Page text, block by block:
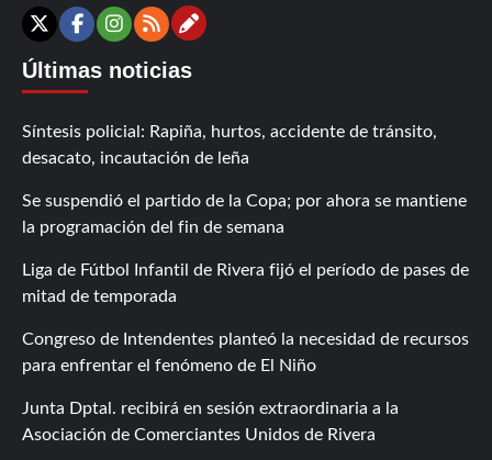
X Facebook
Instagram
RSSContáctanos
Últimas noticias
Síntesis policial: Rapiña, hurtos, accidente de tránsito,
desacato, incautación de leña
Se suspendió el partido de la Copa; por ahora se mantiene
la programación del fin de semana
Liga de Fútbol Infantil de Rivera fijó el período de pases de
mitad de temporada
Congreso de Intendentes planteó la necesidad de recursos
para enfrentar el fenómeno de El Niño
Junta Dptal. recibirá en sesión extraordinaria a la
Asociación de Comerciantes Unidos de Rivera